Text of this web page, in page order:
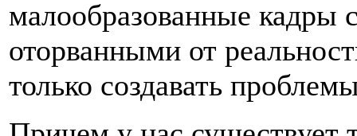
малообразованные кадры
оторванными от
только создавать